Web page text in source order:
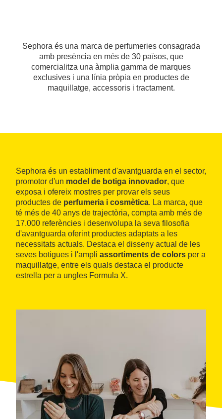
Sephora és una marca de perfumeries consagrada
amb presència en més de 30 països, que
comercialitza una àmplia gamma de marques
exclusives i una línia pròpia en productes de
maquillatge, accessoris i tractament.
Sephora és un establiment d'avantguarda en el sector,
promotor d'un model de botiga innovador, que
exposa i ofereix mostres per provar els seus
productes de perfumeria i cosmètica. La marca, que
té més de 40 anys de trajectòria, compta amb més de
17.000 referències i desenvolupa la seva filosofia
d'avantguarda oferint productes adaptats a les
necessitats actuals. Destaca el disseny actual de les
seves botigues i l'ampli assortiments de colors per a
maquillatge, entre els quals destaca el producte
estrella per a ungles Formula X.